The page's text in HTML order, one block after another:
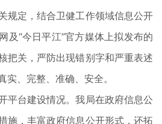
规定，结合卫健工作领域信息公开
及“今日平江”官方媒体上拟发布的
把关，严防出现错别字和严重表述
、完整、准确、安全。
台建设情况。我局在政府信息公
施，丰富政府信息公开形式，还拓